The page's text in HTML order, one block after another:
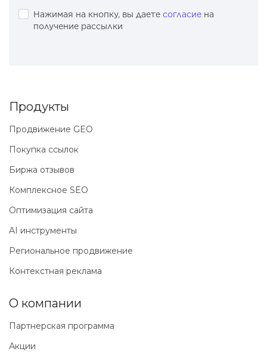
Нажимая на кнопку, вы даете согласие на
получение рассылки
Продукты
Продвижение GEO
Покупка ссылок
Биржа отзывов
Комплексное SEO
Оптимизация сайта
AI инструменты
Региональное продвижение
Контекстная реклама
О компании
Партнерская программа
Акции